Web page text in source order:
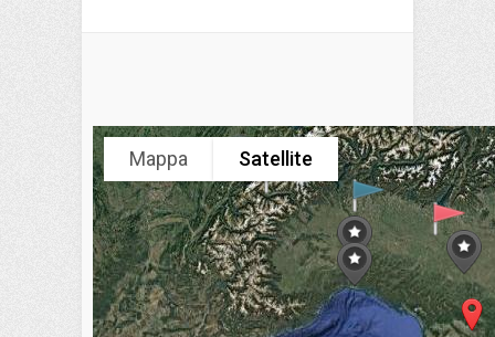
Mappa Satellite